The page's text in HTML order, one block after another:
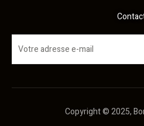
Copyright © 2025,